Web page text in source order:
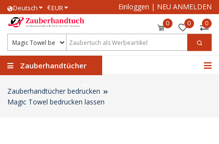
Deutsch €EUR Einloggen | NEU ANMELDEN
0 0 0
Zauberhandtücher
Zauberhandtücher bedrucken
Magic Towel bedrucken lassen